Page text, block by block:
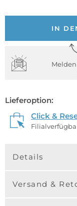
IN
Melden
Lieferoption:
Click &
Details
Versand &